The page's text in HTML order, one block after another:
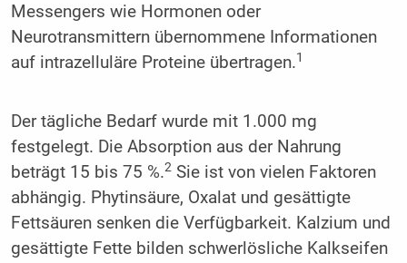
Messengers wie Hormonen oder
Neurotransmittern übernommene Informationen
auf intrazelluläre Proteine übertragen.1
Der tägliche Bedarf wurde mit 1.000 mg
festgelegt. Die Absorption aus der Nahrung
beträgt 15 bis 75 %.2Sie ist von vielen Faktoren
abhängig. Phytinsäure, Oxalat und gesättigte
Fettsäuren senken die Verfügbarkeit. Kalzium und
gesättigte Fette bilden schwerlösliche Kalkseifen